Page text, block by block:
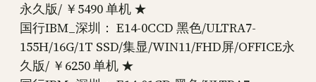
永久版/ ￥5490 单机 ★
国行IBM_深圳： E14-0CCD 黑色/ULTRA7-
155H/16G/1T SSD/集显/WIN11/FHD屏/OFFICE永
久版/ ￥6250 单机 ★